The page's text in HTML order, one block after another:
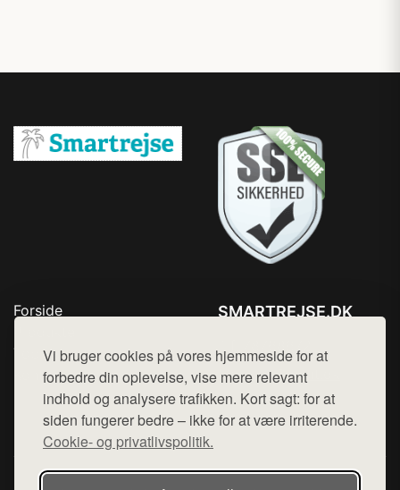
Vi bruger cookies på vores hjemmeside for at
forbedre din oplevelse, vise mere relevant
indhold og analysere trafikken. Kort sagt: for at
siden fungerer bedre – ikke for at være irriterende.
Cookie- og privatlivspolitik.
Forside
Top Rabatter
Kontakt
SMARTREJSE.DK
Mail: hej@want.dk
Cookie- og privatlivspolitik